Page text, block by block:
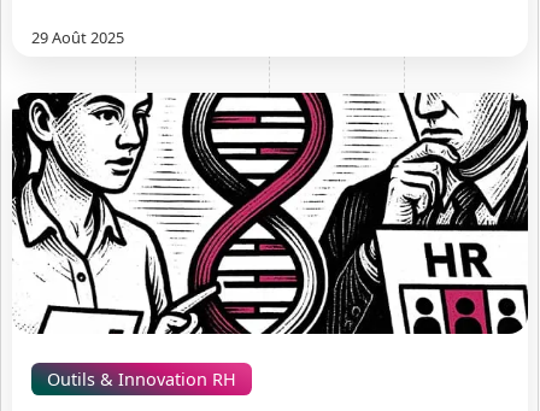
29 Août 2025
Outils & Innovation RH